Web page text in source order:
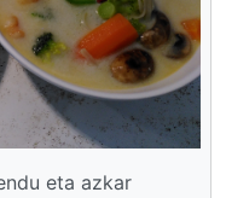
eta azkar